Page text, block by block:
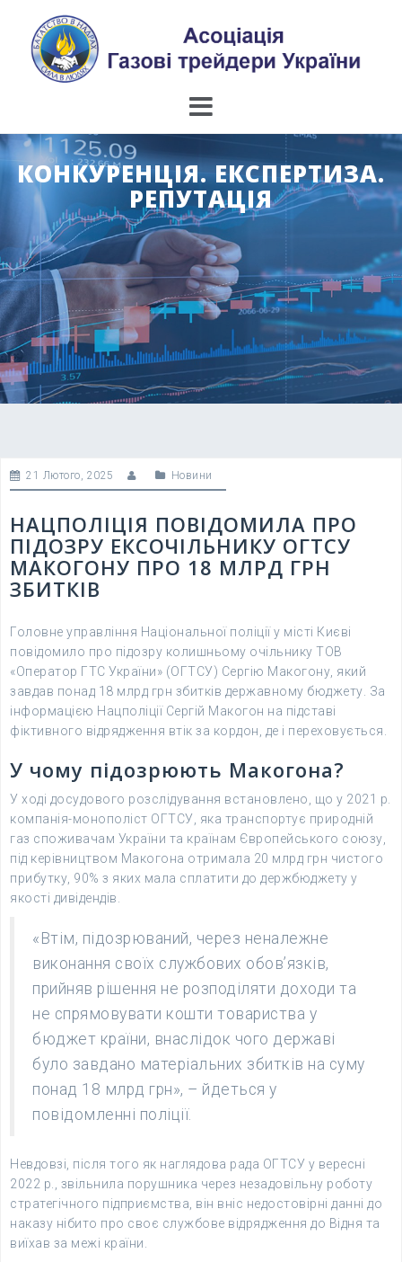
content
КОНКУРЕНЦІЯ. ЕКСПЕРТИЗА.
РЕПУТАЦІЯ
21 Лютого, 2025 Новини
НАЦПОЛІЦІЯ ПОВІДОМИЛА ПРО
ПІДОЗРУ ЕКСОЧІЛЬНИКУ ОГТСУ
МАКОГОНУ ПРО 18 МЛРД ГРН
ЗБИТКІВ
Головне управління Національної поліції у місті Києві
повідомило про підозру колишньому очільнику ТОВ
«Оператор ГТС України» (ОГТСУ) Сергію Макогону, який
завдав понад 18 млрд грн збитків державному бюджету. За
інформацією Нацполіції Сергій Макогон на підставі
фіктивного відрядження втік за кордон, де і переховується.
У чому підозрюють Макогона?
У ході досудового розслідування встановлено, що у 2021 р.
компанія-монополіст ОГТСУ, яка транспортує природній
газ споживачам України та країнам Європейського союзу,
під керівництвом Макогона отримала 20 млрд грн чистого
прибутку, 90% з яких мала сплатити до держбюджету у
якості дивідендів.
«Втім, підозрюваний, через неналежне
виконання своїх службових обов’язків,
прийняв рішення не розподіляти доходи та
не спрямовувати кошти товариства у
бюджет країни, внаслідок чого державі
було завдано матеріальних збитків на суму
понад 18 млрд грн», – йдеться у
повідомленні поліції.
Невдовзі, після того як наглядова рада ОГТСУ у вересні
2022 р., звільнила порушника через незадовільну роботу
стратегічного підприємства, він вніс недостовірні данні до
наказу нібито про своє службове відрядження до Відня та
виїхав за межі країни.